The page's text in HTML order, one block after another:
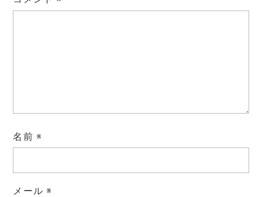
名前 ※
メール ※